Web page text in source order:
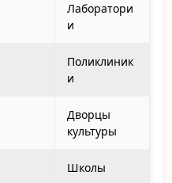
Лаборатори
и
Поликлиник
и
Дворцы
культуры
Школы